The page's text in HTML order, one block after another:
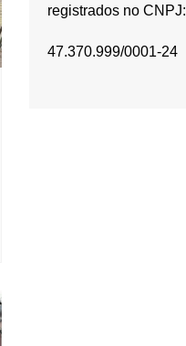
registrados no CNPJ:
47.370.999/0001-24